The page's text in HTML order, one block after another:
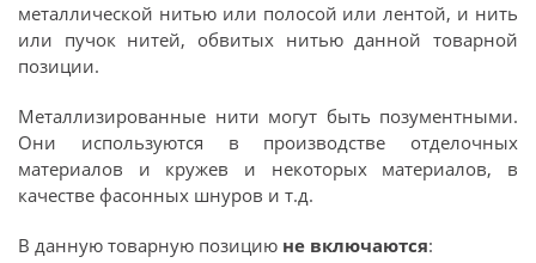
металлической нитью или полосой или лентой, и нить
или пучок нитей, обвитых нитью данной товарной
позиции.
Металлизированные нити могут быть позументными.
Они используются в производстве отделочных
материалов и кружев и некоторых материалов, в
качестве фасонных шнуров и т.д.
В данную товарную позицию не включаются: